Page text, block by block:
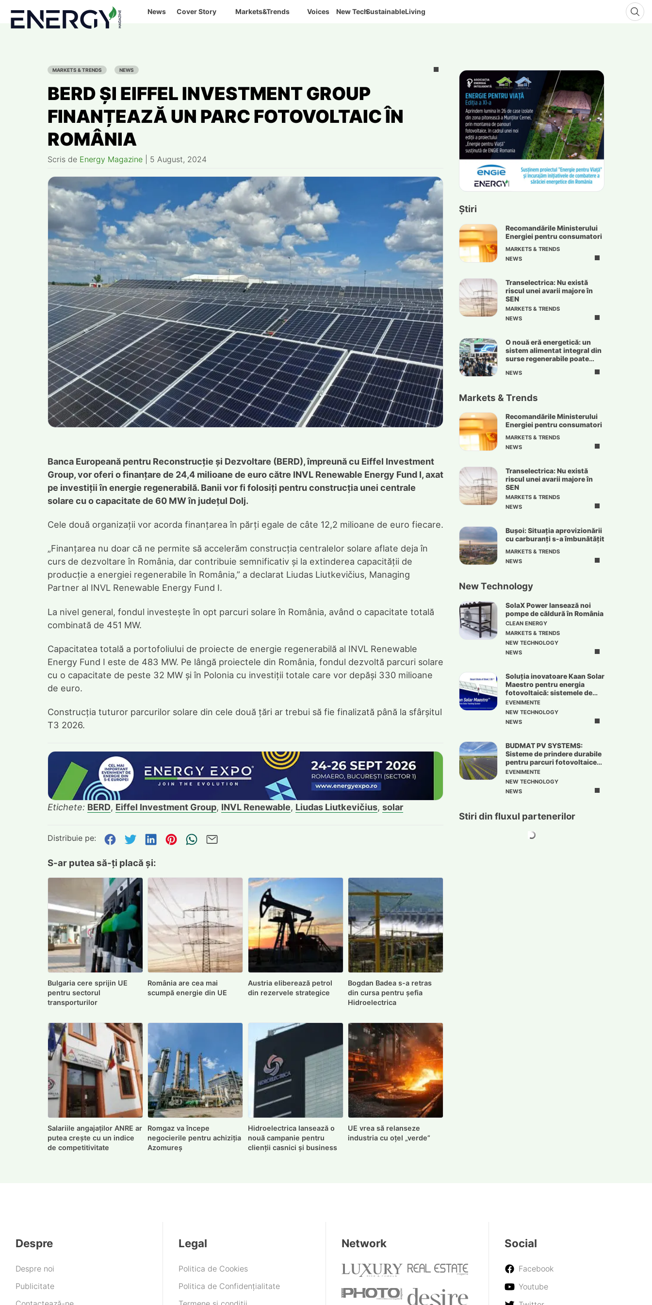
content
News Cover Story Markets&Trends Voices New TechSustainableLiving
MARKETS & TRENDS NEWS
BERD ȘI EIFFEL INVESTMENT GROUP
FINANȚEAZĂ UN PARC FOTOVOLTAIC ÎN
ROMÂNIA
Scris de Energy Magazine 5 August, 2024
Banca Europeană pentru Reconstrucție și Dezvoltare (BERD), împreună cu Eiffel Investment
Group, vor oferi o finanțare de 24,4 milioane de euro către INVL Renewable Energy Fund I, axat
pe investiții în energie regenerabilă. Banii vor fi folosiți pentru construcția unei centrale
solare cu o capacitate de 60 MW în județul Dolj.
Cele două organizații vor acorda finanțarea în părți egale de câte 12,2 milioane de euro fiecare.
„Finanțarea nu doar că ne permite să accelerăm construcția centralelor solare aflate deja în
curs de dezvoltare în România, dar contribuie semnificativ și la extinderea capacității de
producție a energiei regenerabile în România,” a declarat Liudas Liutkevičius, Managing
Partner al INVL Renewable Energy Fund I.
La nivel general, fondul investește în opt parcuri solare în România, având o capacitate totală
combinată de 451 MW.
Capacitatea totală a portofoliului de proiecte de energie regenerabilă al INVL Renewable
Energy Fund I este de 483 MW. Pe lângă proiectele din România, fondul dezvoltă parcuri solare
cu o capacitate de peste 32 MW și în Polonia cu investiții totale care vor depăși 330 milioane
de euro.
Construcția tuturor parcurilor solare din cele două țări ar trebui să fie finalizată până la sfârșitul
T3 2026.
Etichete: BERD, Eiffel Investment Group, INVL Renewable, Liudas Liutkevičius, solar
Distribuie pe: Distribuie pe Facebook
Distribuie pe Twitter
Distribuie pe LinkedIn
Distribuie pe Pinterest
Trimite prin whatsapp
S-ar putea să-ți placă și:
Bulgaria cere sprijin UE
pentru sectorul
transporturilor
România are cea mai
scumpă energie din UE
Austria eliberează petrol
din rezervele strategice
Bogdan Badea s-a retras
din cursa pentru șefia
Hidroelectrica
Salariile angajaților ANRE ar
putea crește cu un indice
de competitivitate
Romgaz va începe
negocierile pentru achiziția
Azomureș
Hidroelectrica lansează o
nouă campanie pentru
clienții casnici și business
UE vrea să relanseze
industria cu oțel „verde”
Știri
Recomandările Ministerului
Energiei pentru consumatori
MARKETS & TRENDS
NEWS
Transelectrica: Nu există
riscul unei avarii majore în
SEN
MARKETS & TRENDS
NEWS
O nouă eră energetică: un
sistem alimentat integral din
surse regenerabile poate
NEWS
Markets & Trends
Recomandările Ministerului
Energiei pentru consumatori
MARKETS & TRENDS
NEWS
Transelectrica: Nu există
riscul unei avarii majore în
SEN
MARKETS & TRENDS
NEWS
Bușoi: Situația aprovizionării
cu carburanți s-a îmbunătățit
MARKETS & TRENDS
NEWS
New Technology
SolaX Power lansează noi
pompe de căldură în România
CLEAN ENERGY
MARKETS & TRENDS
NEW TECHNOLOGY
NEWS
Soluția inovatoare Kaan Solar
Maestro pentru energia
fotovoltaică: sistemele de
urmărire solară
EVENIMENTE
NEW TECHNOLOGY
NEWS
BUDMAT PV SYSTEMS:
Sisteme de prindere durabile
pentru parcuri fotovoltaice
de mari dimensiuni
EVENIMENTE
NEW TECHNOLOGY
NEWS
Stiri din fluxul partenerilor
Despre
Despre noi
Publicitate
Legal
Politica de Cookies
Politica de Confidențialitate
Network Social
Facebook
Youtube